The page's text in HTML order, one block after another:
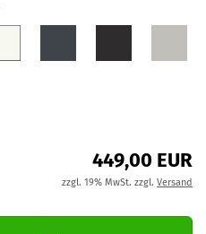
449,00 EUR
zzgl. 19% MwSt. zzgl. Versand